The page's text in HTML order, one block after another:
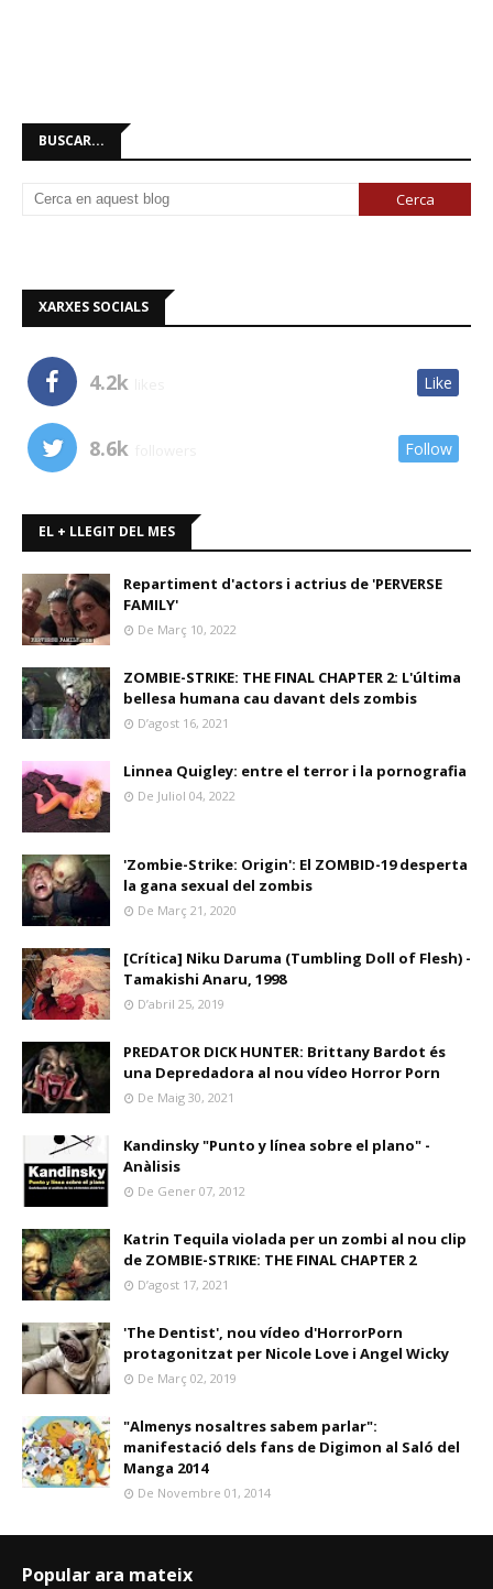
BUSCAR...
XARXES SOCIALS
4.2k Like
8.6k Follow
EL + LLEGIT DEL MES
Repartiment d'actors i actrius de 'PERVERSE
FAMILY'
De Març 10, 2022
ZOMBIE-STRIKE: THE FINAL CHAPTER 2: L'última
bellesa humana cau davant dels zombis
D’agost 16, 2021
Linnea Quigley: entre el terror i la pornografia
De Juliol 04, 2022
'Zombie-Strike: Origin': El ZOMBID-19 desperta
la gana sexual del zombis
De Març 21, 2020
[Crítica] Niku Daruma (Tumbling Doll of Flesh) -
Tamakishi Anaru, 1998
D’abril 25, 2019
PREDATOR DICK HUNTER: Brittany Bardot és
una Depredadora al nou vídeo Horror Porn
De Maig 30, 2021
Kandinsky "Punto y línea sobre el plano" -
Anàlisis
De Gener 07, 2012
Katrin Tequila violada per un zombi al nou clip
de ZOMBIE-STRIKE: THE FINAL CHAPTER 2
D’agost 17, 2021
'The Dentist', nou vídeo d'HorrorPorn
protagonitzat per Nicole Love i Angel Wicky
De Març 02, 2019
"Almenys nosaltres sabem parlar":
manifestació dels fans de Digimon al Saló del
Manga 2014
De Novembre 01, 2014
Popular ara mateix